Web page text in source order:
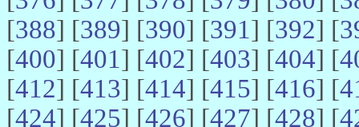
[388] [389] [390] [391] [392] [
[400] [401] [402] [403] [404] [
[412] [413] [414] [415] [416] [
[424] [425] [426] [427] [428] [